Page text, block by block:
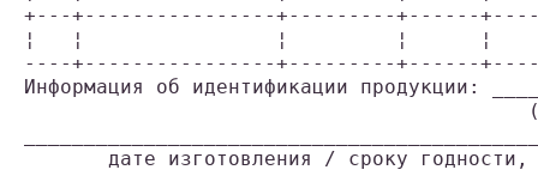
+---+----------------+---------+------
¦   ¦                ¦         ¦      ¦
----+----------------+---------+------
Информация об идентификации продукции:
дате изготовления / сроку